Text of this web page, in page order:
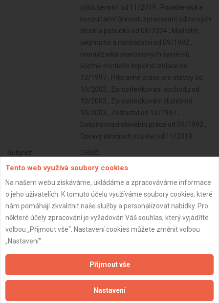
příslušenství od 11/2019 , Poradenská a
konzultační činnost, zpracování odborných
studií a posudků od 08/2024 , Malířství,
lakýrnictví a natěračství od 09/1992 ,
montáž sádrokartonových systémů
včetně montáže tepelné izolace od
12/1997 , Přípravné práce pro stavby od
10/2003 , Zprostředkování obchodu od
10/2003 , Zprostředkování služeb od
10/2003 , Zednictví od 12/1997 ,
Dokončovací stavební práce od 09/1992 ,
Opravy silničních vozidel od 11/2019
Subjekt: OSVČ
DPH: Neplátce
Věk: 57 let
Datum registrace: 31.1.2025
Dostupnost:
Tento web využívá soubory cookies
Na našem webu získáváme, ukládáme a zpracováváme informace
o jeho uživatelích. K tomuto účelu využíváme soubory cookies, které
nám pomáhají zkvalitnit naše služby a personalizovat nabídky. Pro
některé účely zpracování je vyžadován Váš souhlas, který vyjádříte
volbou „Přijmout vše“. Nastavení cookies můžete změnit volbou
„Nastavení“.
Přijmout vše
Nastavení